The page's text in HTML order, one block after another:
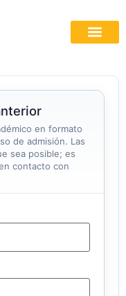
en formato
de admisión. Las
sea posible; es
contacto con